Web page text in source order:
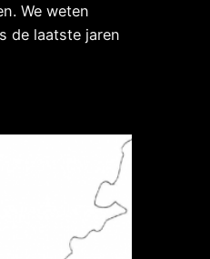
We weten
de laatste jaren